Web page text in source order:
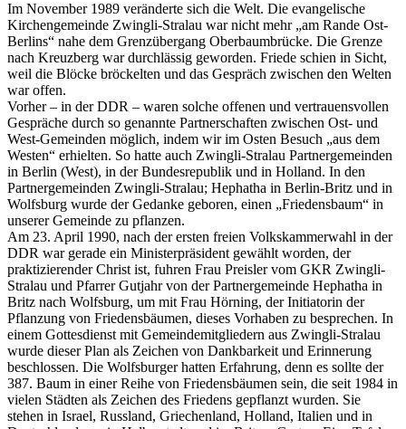
Im November 1989 veränderte sich die Welt. Die evangelische
Kirchengemeinde Zwingli-Stralau war nicht mehr „am Rande Ost-
Berlins“ nahe dem Grenzübergang Oberbaumbrücke. Die Grenze
nach Kreuzberg war durchlässig geworden. Friede schien in Sicht,
weil die Blöcke bröckelten und das Gespräch zwischen den Welten
war offen.
Vorher – in der DDR – waren solche offenen und vertrauensvollen
Gespräche durch so genannte Partnerschaften zwischen Ost- und
West-Gemeinden möglich, indem wir im Osten Besuch „aus dem
Westen“ erhielten. So hatte auch Zwingli-Stralau Partnergemeinden
in Berlin (West), in der Bundesrepublik und in Holland. In den
Partnergemeinden Zwingli-Stralau; Hephatha in Berlin-Britz und in
Wolfsburg wurde der Gedanke geboren, einen „Friedensbaum“ in
unserer Gemeinde zu pflanzen.
Am 23. April 1990, nach der ersten freien Volkskammerwahl in der
DDR war gerade ein Ministerpräsident gewählt worden, der
praktizierender Christ ist, fuhren Frau Preisler vom GKR Zwingli-
Stralau und Pfarrer Gutjahr von der Partnergemeinde Hephatha in
Britz nach Wolfsburg, um mit Frau Hörning, der Initiatorin der
Pflanzung von Friedensbäumen, dieses Vorhaben zu besprechen. In
einem Gottesdienst mit Gemeindemitgliedern aus Zwingli-Stralau
wurde dieser Plan als Zeichen von Dankbarkeit und Erinnerung
beschlossen. Die Wolfsburger hatten Erfahrung, denn es sollte der
387. Baum in einer Reihe von Friedensbäumen sein, die seit 1984 in
vielen Städten als Zeichen des Friedens gepflanzt wurden. Sie
stehen in Israel, Russland, Griechenland, Holland, Italien und in